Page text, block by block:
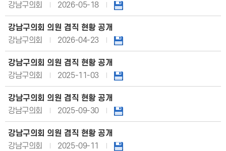
강남구의회
2026-05-18
강남구의회 의원 겸직 현황 공개
강남구의회
2026-04-23
강남구의회 의원 겸직 현황 공개
강남구의회
2025-11-03
강남구의회 의원 겸직 현황 공개
강남구의회
2025-09-30
강남구의회 의원 겸직 현황 공개
강남구의회
2025-09-11